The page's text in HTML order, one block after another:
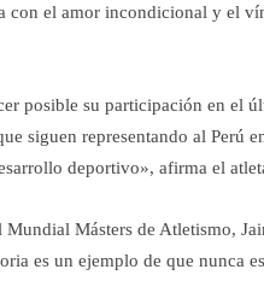
con el amor incondicional y el
posible su participación en el
siguen representando al Perú
deportivo», afirma el
Másters de Atletismo,
es un ejemplo de que nunca